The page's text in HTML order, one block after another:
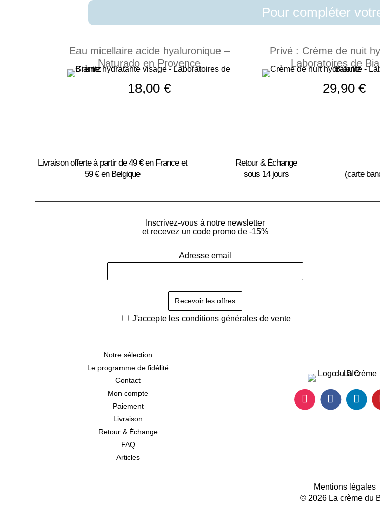
Pour compléter
Eau micellaire acide hyaluronique –
Naturado en Provence
18,00€
Privé : Crème de nuit
Laboratoires de
29,90 €
Livraison offerte à partir de 49 € en France et
59 € en Belgique
Retour & Échange
sous 14 jours
(carte
Inscrivez-vous à notre newsletter
et recevez un code promo de -15%
Adresse email
J'accepte les conditions générales de vente
Notre sélection
Le programme de fidélité
Contact
Mon compte
Paiement
Livraison
Retour & Échange
FAQ
Articles
Mentions légales
© 2026 La crème du